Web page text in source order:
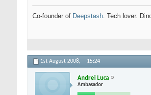
Co-founder of Deepstash. Tech lover.
1st August 2008, 15:24
Andrei Luca
Ambasador